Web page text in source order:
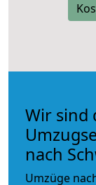
Wir sind
nach
Umzüge